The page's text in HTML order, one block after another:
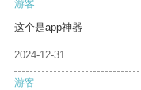
游客
这个是app神器
2024-12-31
游客